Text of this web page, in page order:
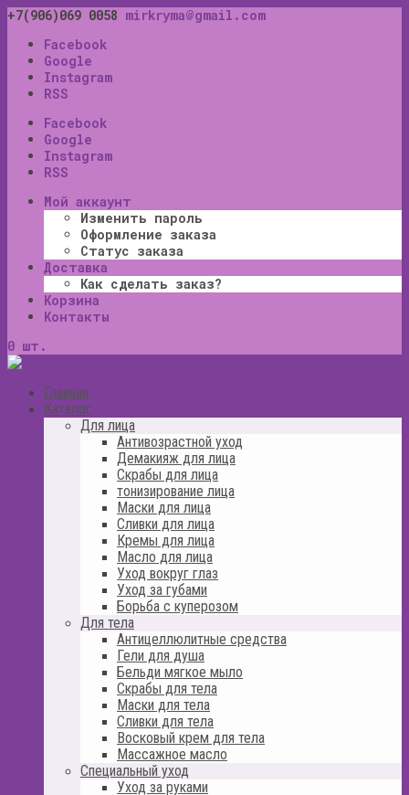
+7(906)069 0058 mirkryma@gmail.com
Facebook
Google
Instagram
RSS
Facebook
Google
Instagram
RSS
Мой аккаунт
Изменить пароль
Оформление заказа
Статус заказа
Доставка
Как сделать заказ?
Корзина
Контакты
0 шт.
Главная
Каталог
Для лица
Антивозрастной уход
Демакияж для лица
Скрабы для лица
тонизирование лица
Маски для лица
Сливки для лица
Кремы для лица
Масло для лица
Уход вокруг глаз
Уход за губами
Борьба с куперозом
Для тела
Антицеллюлитные средства
Гели для душа
Бельди мягкое мыло
Скрабы для тела
Маски для тела
Сливки для тела
Восковый крем для тела
Массажное масло
Специальный уход
Уход за руками